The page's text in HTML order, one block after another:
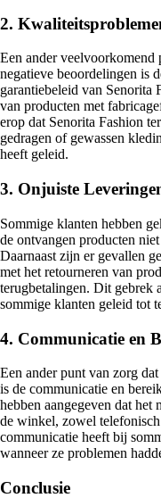
2.
Een ander veelvoorkomend
negatieve beoordelingen is
garantiebeleid van Senorita
van producten met
erop dat Senorita Fashion
gedragen of gewassen
heeft geleid.
3. Onjuiste
Sommige klanten hebben
de ontvangen producten
Daarnaast zijn er gevallen
met het retourneren van
terugbetalingen. Dit gebrek
sommige klanten geleid tot
4. Communicatie en
Een ander punt van zorg
is de communicatie en
hebben aangegeven dat
de winkel, zowel
communicatie heeft bij
wanneer ze problemen
Conclusie